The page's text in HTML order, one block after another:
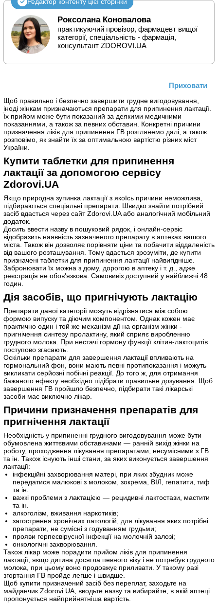
Роксолана Коновалова
практикуючий провізор, фармацевт вищої
категорії, спеціальність - фармація,
консультант ZDOROVI.UA
Щоб правильно і безпечно завершити грудне вигодовування,
іноді жінкам призначаються препарати для припинення лактації.
Їх прийом може бути показаний за деякими медичними
показаннями, а також за певних обставин. Конкретні причини
призначення ліків для припинення ГВ розглянемо далі, а також
розповімо, як знайти їх за оптимальною вартістю різних міст
України.
Купити таблетки для припинення
лактації за допомогою сервісу
Zdorovi.UA
Якщо природна зупинка лактації з якоїсь причини неможлива,
підбираються спеціальні препарати. Швидко знайти потрібний
засіб вдасться через сайт Zdorovi.UA або аналогічний мобільний
додаток.
Досить ввести назву в пошуковий рядок, і онлайн-сервіс
відобразить наявність зазначеного препарату в аптеках вашого
міста. Також він дозволяє порівняти ціни та побачити віддаленість
від вашого розташування. Тому вдасться зрозуміти, де купити
призначені таблетки для припинення лактації найвигідніше.
Забронювати їх можна з дому, дорогою в аптеку і т. д., адже
реєстрація не обов'язкова. Самовивіз доступний у найближчі 48
годин.
Дія засобів, що пригнічують лактацію
Препарати даної категорії можуть відрізнятися між собою
формою випуску та діючим компонентом. Однак кожен має
практично один і той же механізм дії на організм жінки -
пригнічення синтезу пролактину, який сприяє виробленню
грудного молока. При нестачі гормону функції клітин-лактоцитів
поступово згасають.
Оскільки препарати для завершення лактації впливають на
гормональний фон, вони мають певні протипоказання і можуть
викликати серйозні побічні реакції. До того ж, для отримання
бажаного ефекту необхідно підібрати правильне дозування. Щоб
завершення ГВ пройшло безпечно, підбирати такі лікарські
засоби має виключно лікар.
Причини призначення препаратів для
пригнічення лактації
Необхідність у припиненні грудного вигодовування може бути
обумовлена життєвими обставинами — ранній вихід жінки на
роботу, проходження лікування препаратами, несумісними з ГВ
та ін. Також існують інші стани, за яких виконується завершення
лактації:
інфекційні захворювання матері, при яких збудник може
передатися малюкові з молоком, зокрема, ВІЛ, гепатити, тиф
та ін.
важкі проблеми з лактацією — рецидивні лактостази, мастити
та ін.
алкоголізм, вживання наркотиків;
загострення хронічних патологій, для лікування яких потрібні
препарати, не сумісні з годуванням грудьми;
прояви герпесвірусної інфекції на молочній залозі;
онкологічні захворювання.
Також лікар може порадити прийом ліків для припинення
лактації, якщо дитина досягла певного віку і не потребує грудного
молока, при цьому воно продовжує приливати. У такому разі
згортання ГВ пройде легше і швидше.
Щоб купити призначений засіб без переплат, заходьте на
майданчик Zdorovi.UA, вводьте назву та вибирайте, в якій аптеці
пропонується найприйнятніша вартість.
Приховати